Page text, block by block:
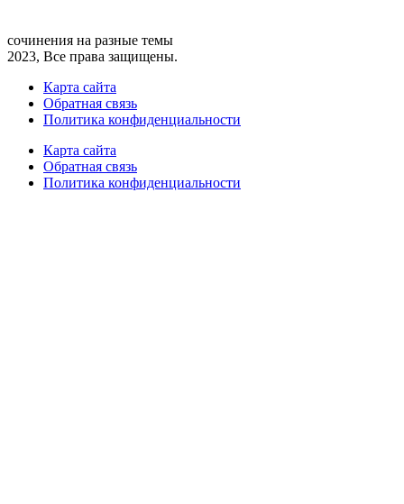
сочинения на разные темы
2023, Все права защищены.
Карта сайта
Обратная связь
Политика конфиденциальности
Карта сайта
Обратная связь
Политика конфиденциальности